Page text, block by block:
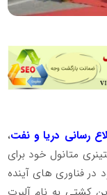
رسانی دریا و نفت،
متانول خود برای
در فناوری های آینده